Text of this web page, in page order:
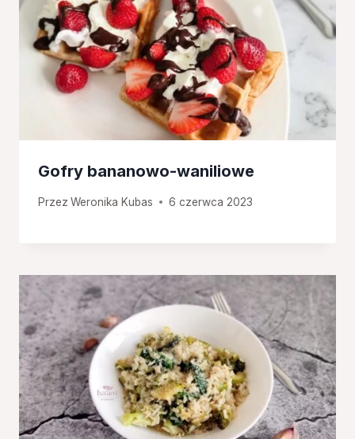
Gofry bananowo-waniliowe
Przez Weronika Kubas 6 czerwca 2023